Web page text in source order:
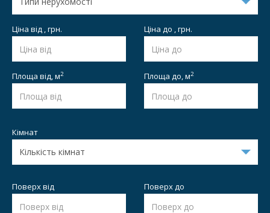
Ціна від , грн. Ціна до , грн.
Площа від,м2 Площа до,м2
Кімнат
Поверх від Поверх до